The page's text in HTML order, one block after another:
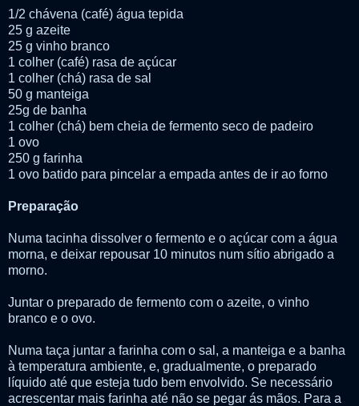
1/2 chávena (café) água tepida
25 g azeite
25 g vinho branco
1 colher (café) rasa de açúcar
1 colher (chá) rasa de sal
50 g manteiga
25g de banha
1 colher (chá) bem cheia de fermento seco de padeiro
1 ovo
250 g farinha
1 ovo batido para pincelar a empada antes de ir ao forno
Preparação
Numa tacinha dissolver o fermento e o açúcar com a água
morna, e deixar repousar 10 minutos num sítio abrigado a
morno.
Juntar o preparado de fermento com o azeite, o vinho
branco e o ovo.
Numa taça juntar a farinha com o sal, a manteiga e a banha
à temperatura ambiente, e, gradualmente, o preparado
líquido até que esteja tudo bem envolvido. Se necessário
acrescentar mais farinha até não se pegar ás mãos. Para a